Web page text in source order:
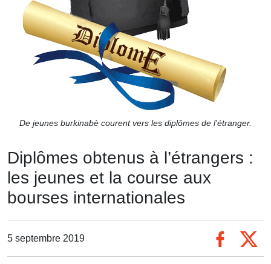
De jeunes burkinabè courent vers les diplômes de l'étranger.
Diplômes obtenus à l’étrangers :
les jeunes et la course aux
bourses internationales
5 septembre 2019